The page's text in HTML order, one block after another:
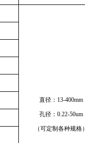
直径：13-400mm
孔径：0.22-50um
（可定制各种规格）